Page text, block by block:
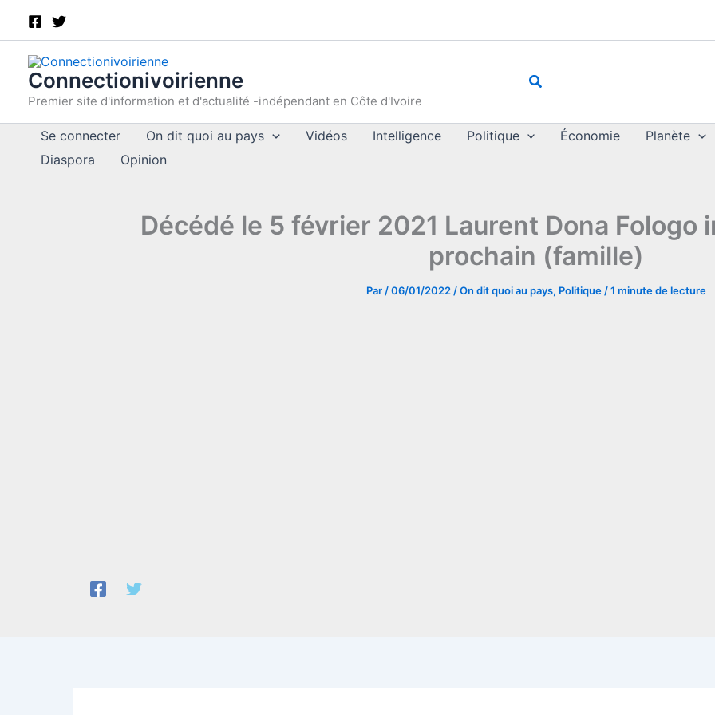
contenu
Connectionivoirienne
Premier site d'information et d'actualité -indépendant en Côte d'Ivoire
Rechercher
Se connecter On dit quoi au pays Vidéos Intelligence Politique Économie Planète
Diaspora
Opinion
Décédé le 5 février 2021 Laurent Dona Fologo
prochain (famille)
Par /06/01/2022 /On dit quoi au pays, Politique /1 minute de lecture